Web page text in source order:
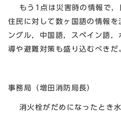
もう1点は災害時の情報で，
住民に対して数ヶ国語の情報
ングル，中国語，スペイン語
導や避難対策も盛り込むべきだ
事務局（増田消防局長）
消火栓がだめになったとき